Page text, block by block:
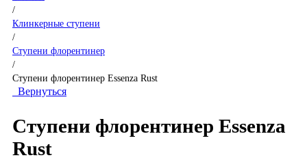
/
Клинкерные ступени
/
Ступени флорентинер
/
Ступени флорентинер Essenza Rust
Вернуться
Ступени флорентинер Essenza
Rust